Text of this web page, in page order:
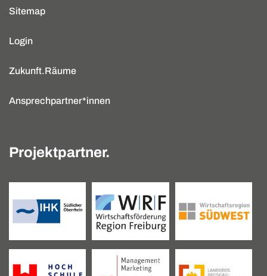
Sitemap
Login
Zukunft.Räume
Ansprechpartner*innen
Projektpartner.